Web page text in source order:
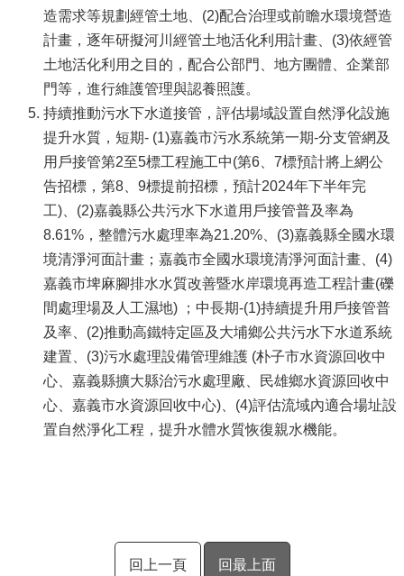
造需求等規劃經管土地、(2)配合治理或前瞻水環境營造
計畫，逐年研擬河川經管土地活化利用計畫、(3)依經管
土地活化利用之目的，配合公部門、地方團體、企業部
門等，進行維護管理與認養照護。
持續推動污水下水道接管，評估場域設置自然淨化設施
提升水質，短期- (1)嘉義市污水系統第一期-分支管網及
用戶接管第2至5標工程施工中(第6、7標預計將上網公
告招標，第8、9標提前招標，預計2024年下半年完
工)、(2)嘉義縣公共污水下水道用戶接管普及率為
8.61%，整體污水處理率為21.20%、(3)嘉義縣全國水環
境清淨河面計畫；嘉義市全國水環境清淨河面計畫、(4)
嘉義市埤麻腳排水水質改善暨水岸環境再造工程計畫(礫
間處理場及人工濕地) ；中長期-(1)持續提升用戶接管普
及率、(2)推動高鐵特定區及大埔鄉公共污水下水道系統
建置、(3)污水處理設備管理維護 (朴子市水資源回收中
心、嘉義縣擴大縣治污水處理廠、民雄鄉水資源回收中
心、嘉義市水資源回收中心)、(4)評估流域內適合場址設
置自然淨化工程，提升水體水質恢復親水機能。
回上一頁 回最上面